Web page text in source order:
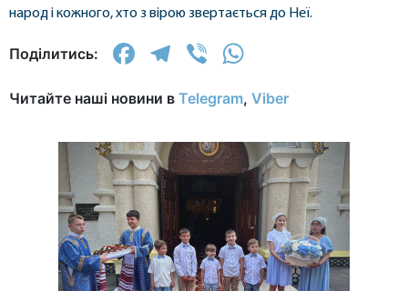
народ і кожного, хто з вірою звертається до Неї.
Поділитись: Facebook
Telegram
Viber
Читайте наші новини в Telegram, Viber